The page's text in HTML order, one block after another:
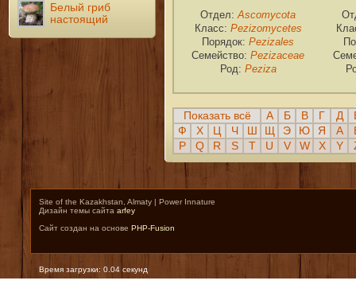
Белый гриб
настоящий
Отдел: Ascomycota
Класс: Pezizomycetes
Порядок: Pezizales
Семейство: Pezizaceae
Род: Peziza
Показать всё А Б В Г Д
Ф
Х Ч Э Ю Я A
P
Q R S T U V W X Y
Site of the Kazakhstan, Almaty | Power Innature
Дизайн темы сайта arfey
Сайт создан на основе PHP-Fusion
Время загрузки: 0.04 секунд